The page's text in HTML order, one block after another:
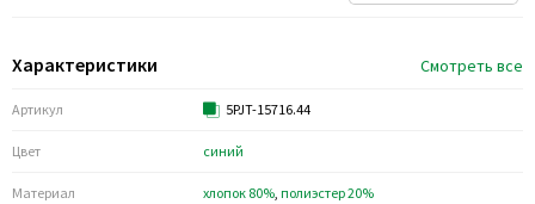
Характеристики Смотреть все
Артикул 5PJT-15716.44
Цвет синий
Материал хлопок 80%, полиэстер 20%